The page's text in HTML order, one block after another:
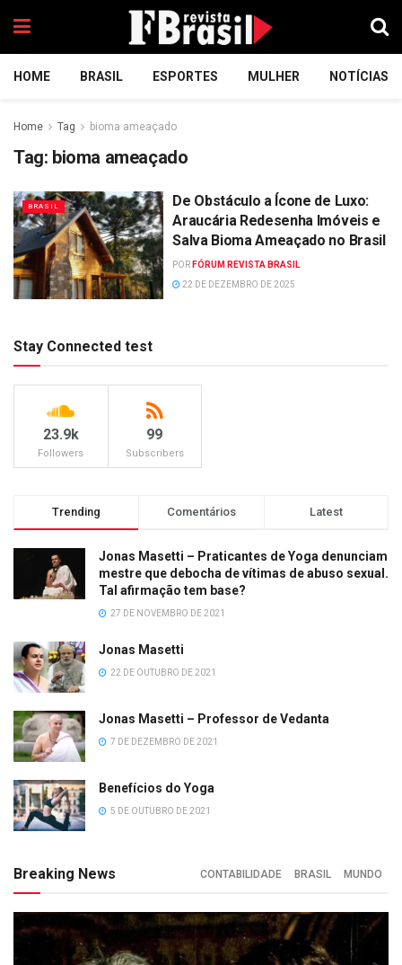
HOME BRASIL ESPORTES MULHER NOTÍCIAS
Home Tag bioma ameaçado
Tag: bioma ameaçado
BRASIL
De Obstáculo a Ícone de Luxo:
Araucária Redesenha Imóveis e
Salva Bioma Ameaçado no Brasil
POR FÓRUM REVISTA BRASIL
22 DE DEZEMBRO DE 2025
Stay Connected test
23.9k
Followers
99
Subscribers
Trending Comentários Latest
Jonas Masetti – Praticantes de Yoga denunciam
mestre que debocha de vítimas de abuso sexual.
Tal afirmação tem base?
27 DE NOVEMBRO DE 2021
Jonas Masetti
22 DE OUTUBRO DE 2021
Jonas Masetti – Professor de Vedanta
7 DE DEZEMBRO DE 2021
Benefícios do Yoga
5 DE OUTUBRO DE 2021
Breaking News CONTABILIDADE BRASIL MUNDO